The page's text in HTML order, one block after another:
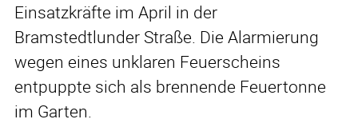
Einsatzkräfte im April in der
Bramstedtlunder Straße. Die Alarmierung
wegen eines unklaren Feuerscheins
entpuppte sich als brennende Feuertonne
im Garten.